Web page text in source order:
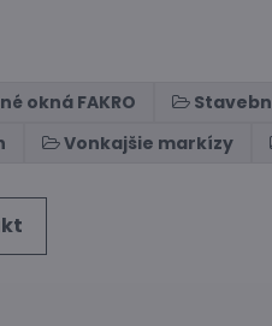
okná FAKRO
Vonkajšie markízy